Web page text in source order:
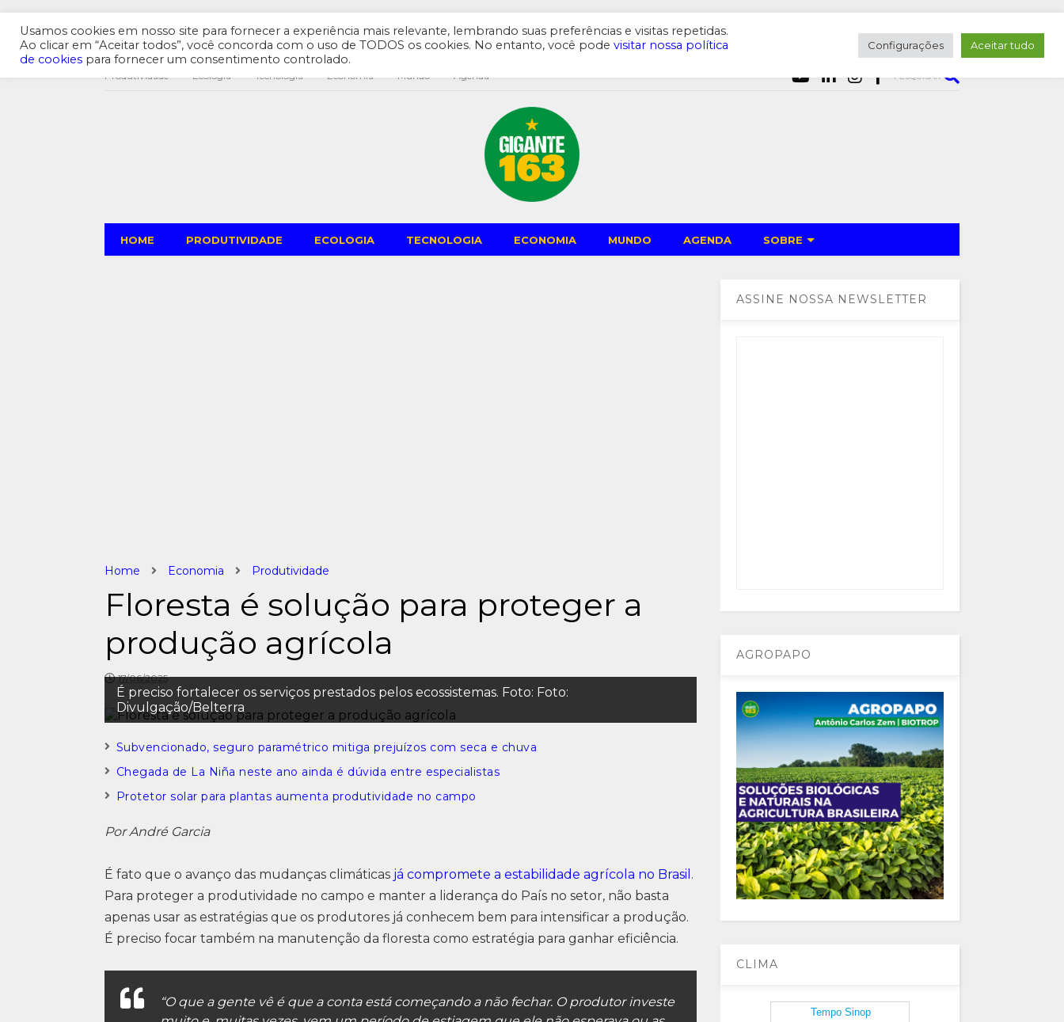
Produtividade Ecologia Tecnologia Economia Mundo Agenda PESQUISAR
HOME PRODUTIVIDADE ECOLOGIA TECNOLOGIA ECONOMIA MUNDO AGENDA SOBRE
Home Economia Produtividade
Floresta é solução para proteger a
produção agrícola
17/06/2025
É preciso fortalecer os serviços prestados pelos ecossistemas. Foto: Foto:
Divulgação/Belterra
Subvencionado, seguro paramétrico mitiga prejuízos com seca e chuva
Chegada de La Niña neste ano ainda é dúvida entre especialistas
Protetor solar para plantas aumenta produtividade no campo
Por André Garcia
É fato que o avanço das mudanças climáticas já compromete a estabilidade agrícola no Brasil .
Para proteger a produtividade no campo e manter a liderança do País no setor, não basta
apenas usar as estratégias que os produtores já conhecem bem para intensificar a produção.
É preciso focar também na manutenção da floresta como estratégia para ganhar eficiência.
“O que a gente vê é que a conta está começando a não fechar. O produtor investe
ASSINE NOSSA NEWSLETTER
AGROPAPO
CLIMA
Usamos cookies em nosso site para fornecer a experiência mais relevante, lembrando suas preferências e visitas repetidas.
Ao clicar em “Aceitar todos”, você concorda com o uso de TODOS os cookies. No entanto, você pode visitar nossa política
de cookies para fornecer um consentimento controlado.
Configurações Aceitar tudo